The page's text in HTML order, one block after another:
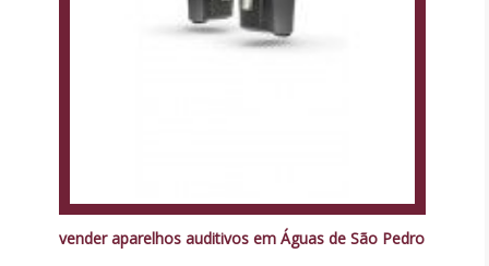
vender aparelhos auditivos em Águas de São Pedro